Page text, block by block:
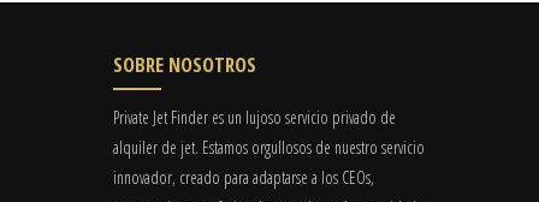
SOBRE NOSOTROS
Private Jet Finder es un lujoso servicio privado de
alquiler de jet. Estamos orgullosos de nuestro servicio
innovador, creado para adaptarse a los CEOs,